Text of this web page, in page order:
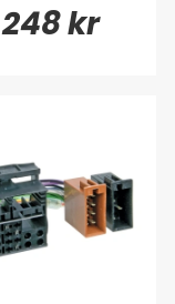
248 kr